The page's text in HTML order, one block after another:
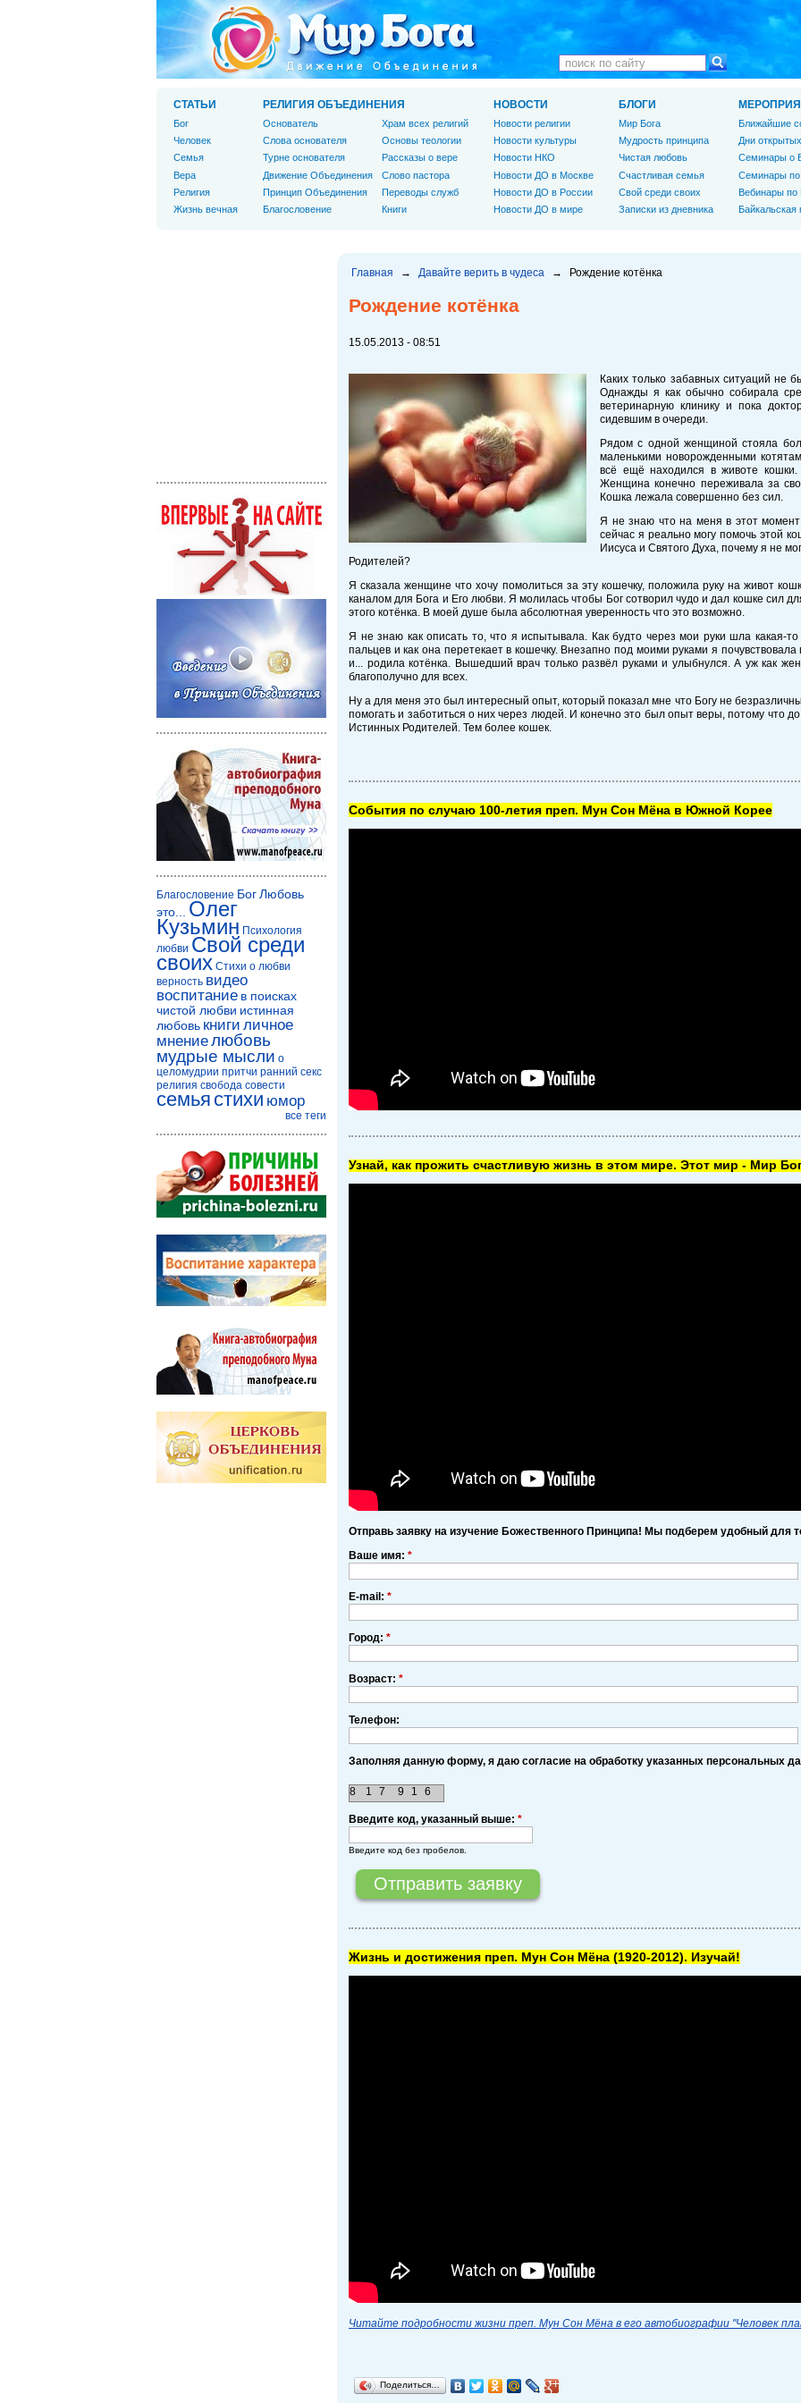
Главная → Давайте верить в чудеса → Рождение котёнка
Рождение котёнка
15.05.2013 - 08:51
Каких только забавных ситуаций не
Однажды я как обычно собирала
ветеринарную клинику и пока
сидевшим в очереди.
Рядом с одной женщиной стояла
маленькими новорожденными
всё ещё находился в животе
Женщина конечно переживала за
Кошка лежала совершенно без сил.
Я не знаю что на меня в этот момент
сейчас я реально могу помочь этой
Иисуса и Святого Духа, почему я не
Родителей?
Я сказала женщине что хочу помолиться за эту кошечку, положила руку на живот
каналом для Бога и Его любви. Я молилась чтобы Бог сотворил чудо и дал кошке сил
этого котёнка. В моей душе была абсолютная уверенность что это возможно.
Я не знаю как описать то, что я испытывала. Как будто через мои руки шла какая-
пальцев и как она перетекает в кошечку. Внезапно под моими руками я
и... родила котёнка. Вышедший врач только развёл руками и улыбнулся. А уж как
благополучно для всех.
Ну а для меня это был интересный опыт, который показал мне что Богу не
помогать и заботиться о них через людей. И конечно это был опыт веры, потому что
Истинных Родителей. Тем более кошек.
Cобытия по случаю 100-летия преп. Мун Сон Мёна в Южной Корее
Узнай, как прожить счастливую жизнь в этом мире. Этот мир - Мир
Отправь заявку на изучение Божественного Принципа! Мы подберем удобный для
Ваше имя: *
E-mail: *
Город: *
Возраст: *
Телефон:
Заполняя данную форму, я даю согласие на обработку указанных персональных
9 1 6
1
8 7
Введите код, указанный выше: *
Введите код без пробелов.
Жизнь и достижения преп. Мун Сон Мёна (1920-2012). Изучай!
Читайте подробности жизни преп. Мун Сон Мёна в его автобиографии "Человек
Поделиться…
СТАТЬИ
Бог
Человек
Cемья
Вера
Религия
Жизнь вечная
РЕЛИГИЯ ОБЪЕДИНЕНИЯ
Основатель
Слова основателя
Турне основателя
Движение Объединения
Принцип Объединения
Благословение
Храм всех религий
Основы теологии
Рассказы о вере
Слово пастора
Переводы служб
Книги
НОВОСТИ
Новости религии
Новости культуры
Новости НКО
Новости ДО в Москве
Новости ДО в России
Новости ДО в мире
БЛОГИ
Мир Бога
Мудрость принципа
Чистая любовь
Счастливая семья
Свой среди своих
Записки из дневника
Ближайшие
Дни
Семинары о
Семинары
Вебинары по
Байкальская
Благословение БогЛюбовь
это...
Олег
Кузьмин Психология
любви Свой среди
своих Стихи о любви
верность видео
воспитание в поисках
чистой любви истинная
любовь книги личное
мнениелюбовь
мудрые мысли о
целомудрии притчи ранний секс
религия свобода совести
семья стихи юмор
все теги